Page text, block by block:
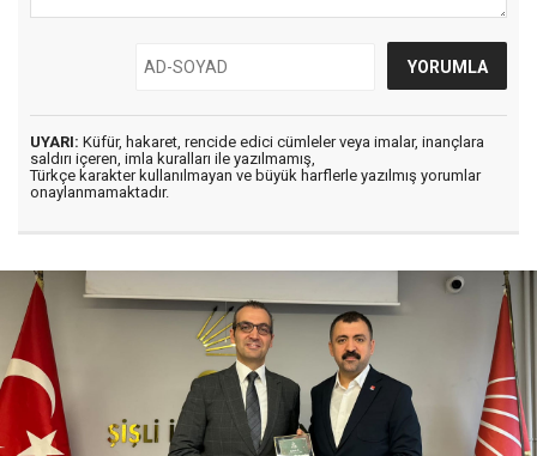
UYARI: Küfür, hakaret, rencide edici cümleler veya imalar, inançlara
saldırı içeren, imla kuralları ile yazılmamış,
Türkçe karakter kullanılmayan ve büyük harflerle yazılmış yorumlar
onaylanmamaktadır.